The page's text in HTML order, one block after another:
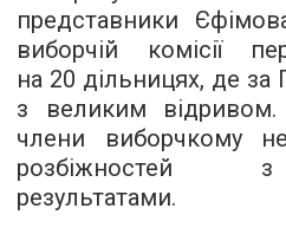
представники
виборчій комісії
на 20 дільницях, де за
з великим відривом.
члени виборчкому
розбіжностей
результатами.